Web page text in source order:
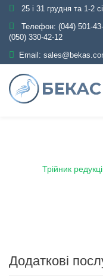
25 і 31 грудня та 1-2
Телефон: (044) 501-
(050) 330-42-12
Email:
Трійник
Додаткові